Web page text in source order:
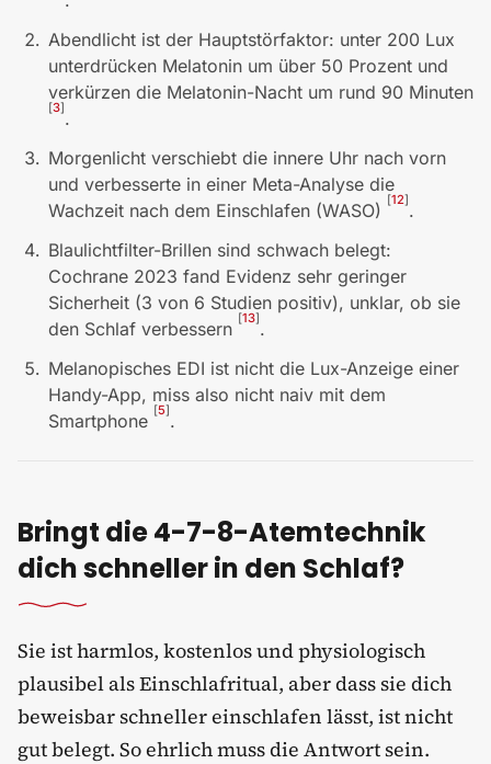
Abendlicht ist der Hauptstörfaktor: unter 200 Lux
unterdrücken Melatonin um über 50 Prozent und
verkürzen die Melatonin-Nacht um rund 90 Minuten
[3].
Morgenlicht verschiebt die innere Uhr nach vorn
und verbesserte in einer Meta-Analyse die
Wachzeit nach dem Einschlafen (WASO) [12].
Blaulichtfilter-Brillen sind schwach belegt:
Cochrane 2023 fand Evidenz sehr geringer
Sicherheit (3 von 6 Studien positiv), unklar, ob sie
den Schlaf verbessern [13].
Melanopisches EDI ist nicht die Lux-Anzeige einer
Handy-App, miss also nicht naiv mit dem
Smartphone [5].
Bringt die 4-7-8-Atemtechnik
dich schneller in den Schlaf?
Sie ist harmlos, kostenlos und physiologisch
plausibel als Einschlafritual, aber dass sie dich
beweisbar schneller einschlafen lässt, ist nicht
gut belegt. So ehrlich muss die Antwort sein.